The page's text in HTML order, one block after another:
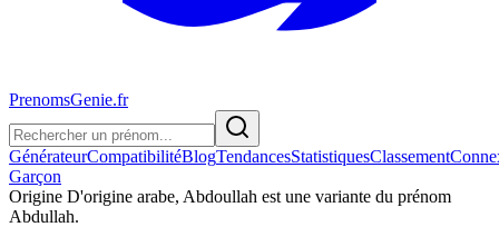
PrenomsGenie.fr
GénérateurCompatibilitéBlogTendancesStatistiquesClassement
Garçon
Origine D'origine arabe, Abdoullah est une variante du prénom
Abdullah.